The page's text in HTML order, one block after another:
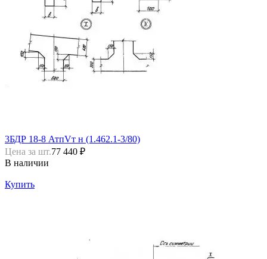
3БДР 18-8 АтпVт н (1.462.1-3/80)
Цена за шт.77 440 ₽
В наличии
Купить